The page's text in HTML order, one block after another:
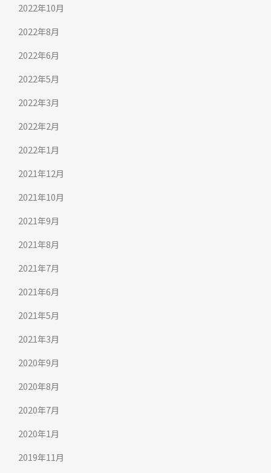
2022年10月
2022年8月
2022年6月
2022年5月
2022年3月
2022年2月
2022年1月
2021年12月
2021年10月
2021年9月
2021年8月
2021年7月
2021年6月
2021年5月
2021年3月
2020年9月
2020年8月
2020年7月
2020年1月
2019年11月